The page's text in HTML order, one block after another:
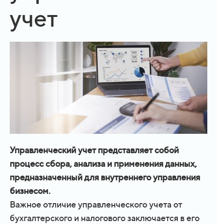
учет
Управленческий учет представляет собой
процесс сбора, анализа и применения данных,
предназначенный для внутреннего управления
бизнесом.
Важное отличие управленческого учета от
бухгалтерского и налогового заключается в его